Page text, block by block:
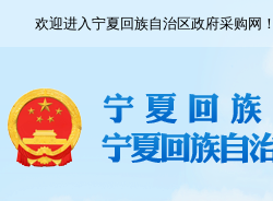
欢迎进入宁夏回族自治区政府采购网